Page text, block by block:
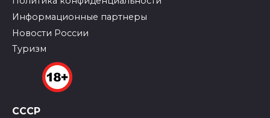
Информационные партнеры
Новости России
Туризм
СССР